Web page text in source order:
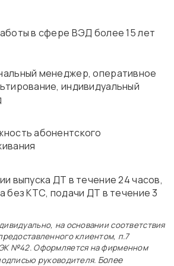
в сфере ВЭД более 15 лет
менеджер, оперативное
индивидуальный
абонентского
выпуска ДТ в течение 24 часов,
без КТС, подачи ДТ в течение 3
на основании соответствия
клиентом, п.7
№42. Оформляется на фирменном
руководителя. Более